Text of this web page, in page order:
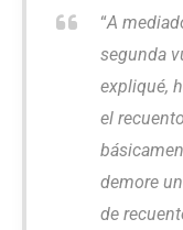
“A
segunda
expliqué,
el
demore
de